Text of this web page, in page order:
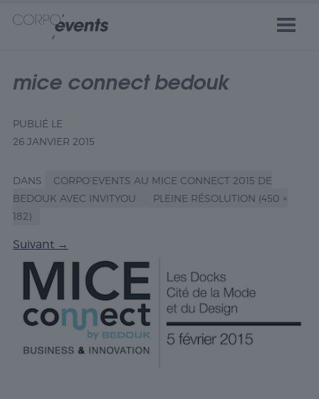
mice connect bedouk
PUBLIÉ LE
26 JANVIER 2015
DANS
CORPO’EVENTS AU MICE CONNECT 2015 DE
BEDOUK AVEC INVITYOU
PLEINE RÉSOLUTION (450 ×
182)
Suivant →